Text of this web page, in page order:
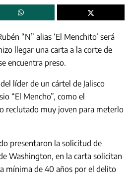
“N” alias ‘El Menchito’ será
llegar una carta a la corte de
encuentra preso.
líder de un cártel de Jalisco
“El Mencho”, como el
reclutado muy joven para meterlo
presentaron la solicitud de
Washington, en la carta solicitan
mínima de 40 años por el delito